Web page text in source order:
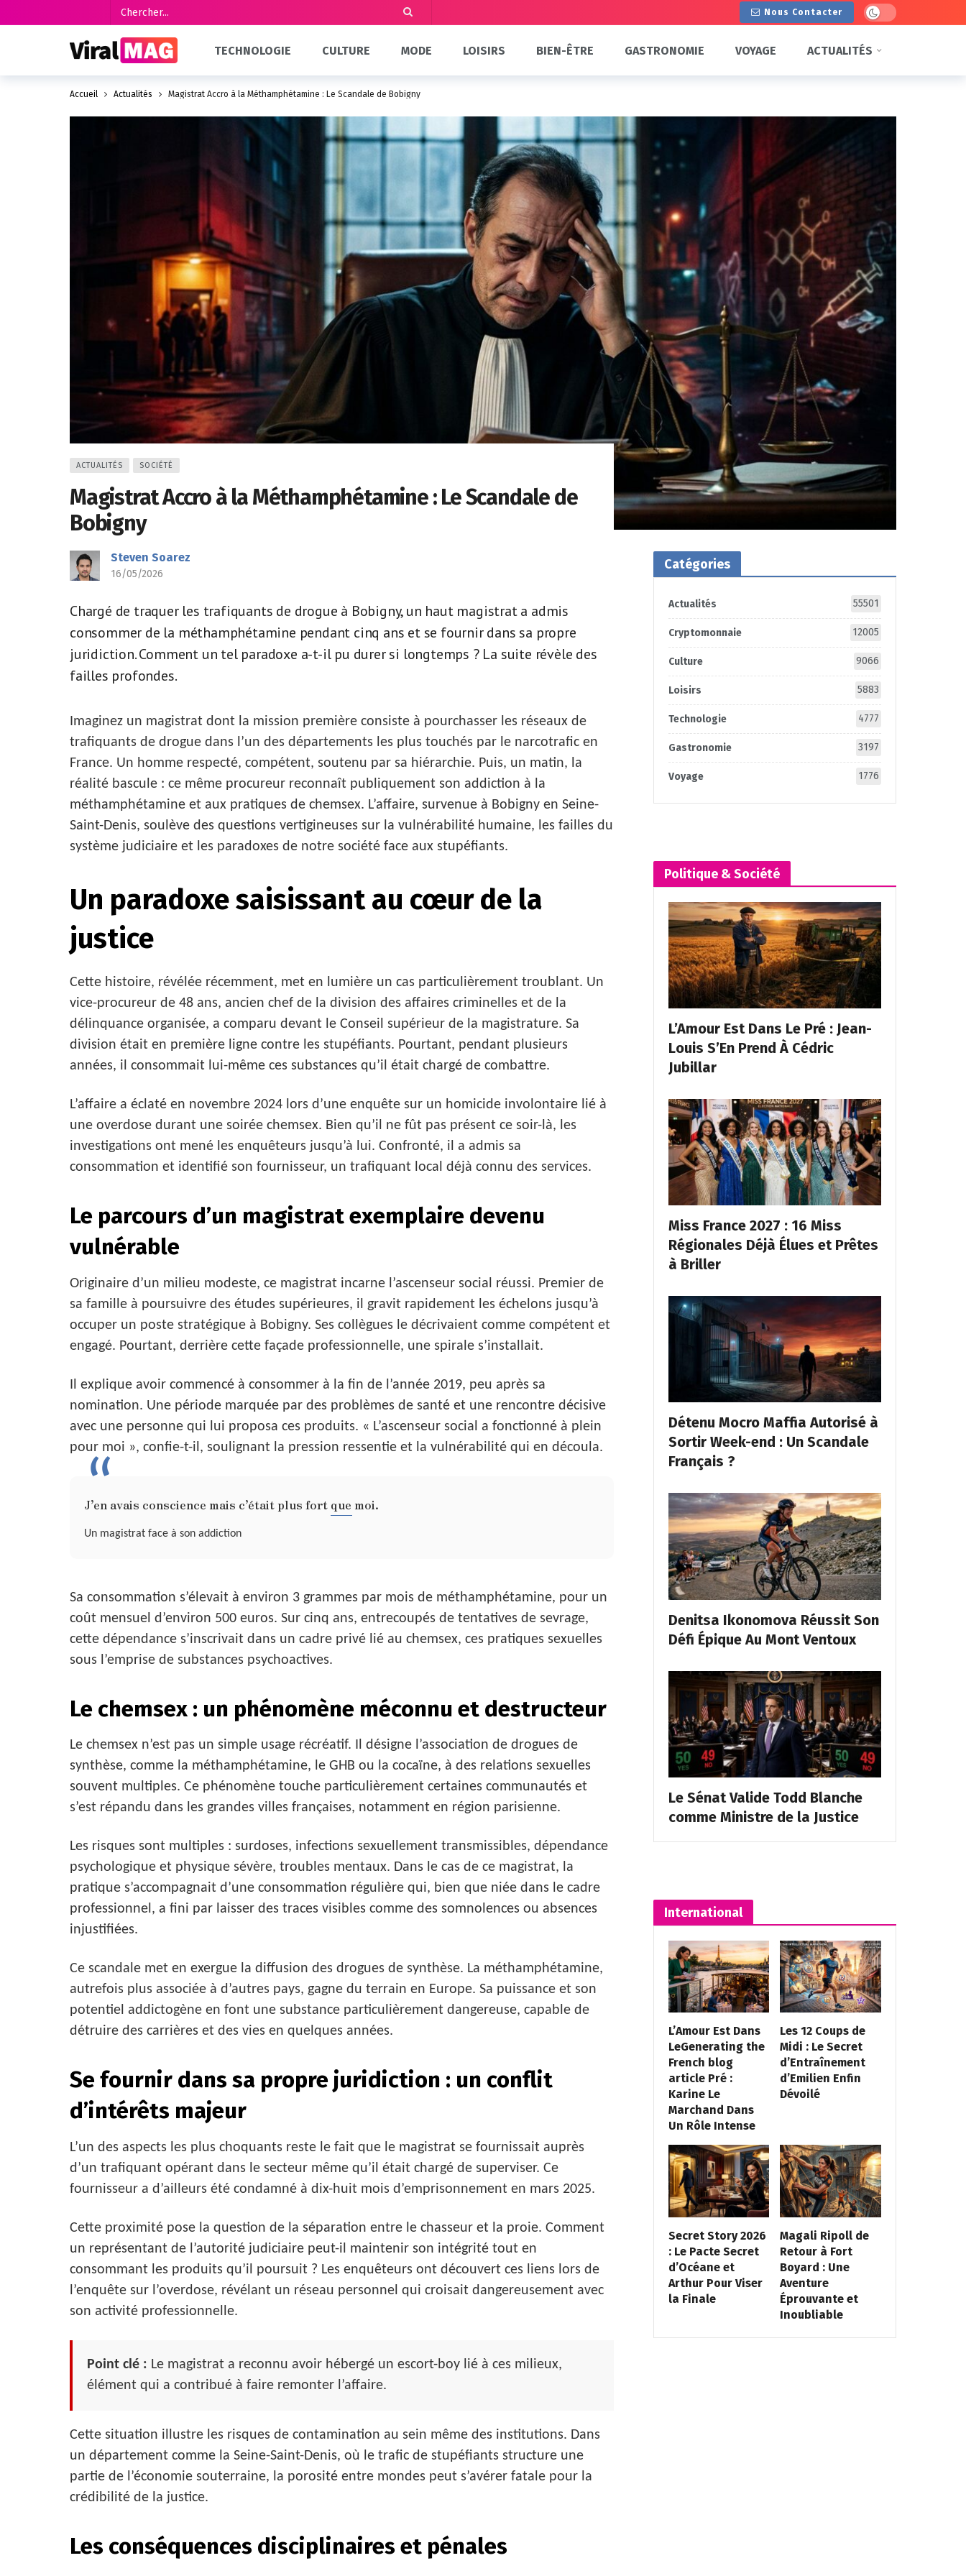
Nous Contacter Dark mode
TECHNOLOGIE CULTURE MODE LOISIRS BIEN-ÊTRE GASTRONOMIE VOYAGE ACTUALITÉS
Accueil Actualités Magistrat Accro à la Méthamphétamine : Le Scandale de Bobigny
ACTUALITÉS SOCIÉTÉ
Magistrat Accro à la Méthamphétamine : Le Scandale de
Bobigny
Steven Soarez
16/05/2026
Chargé de traquer les trafiquants de drogue à Bobigny, un haut magistrat a admis
consommer de la méthamphétamine pendant cinq ans et se fournir dans sa propre
juridiction. Comment un tel paradoxe a-t-il pu durer si longtemps ? La suite révèle des
failles profondes.
Imaginez un magistrat dont la mission première consiste à pourchasser les réseaux de
trafiquants de drogue dans l’un des départements les plus touchés par le narcotrafic en
France. Un homme respecté, compétent, soutenu par sa hiérarchie. Puis, un matin, la
réalité bascule : ce même procureur reconnaît publiquement son addiction à la
méthamphétamine et aux pratiques de chemsex. L’affaire, survenue à Bobigny en Seine-
Saint-Denis, soulève des questions vertigineuses sur la vulnérabilité humaine, les failles du
système judiciaire et les paradoxes de notre société face aux stupéfiants.
Un paradoxe saisissant au cœur de la
justice
Cette histoire, révélée récemment, met en lumière un cas particulièrement troublant. Un
vice-procureur de 48 ans, ancien chef de la division des affaires criminelles et de la
délinquance organisée, a comparu devant le Conseil supérieur de la magistrature. Sa
division était en première ligne contre les stupéfiants. Pourtant, pendant plusieurs
années, il consommait lui-même ces substances qu’il était chargé de combattre.
L’affaire a éclaté en novembre 2024 lors d’une enquête sur un homicide involontaire lié à
une overdose durant une soirée chemsex. Bien qu’il ne fût pas présent ce soir-là, les
investigations ont mené les enquêteurs jusqu’à lui. Confronté, il a admis sa
consommation et identifié son fournisseur, un trafiquant local déjà connu des services.
Le parcours d’un magistrat exemplaire devenu
vulnérable
Originaire d’un milieu modeste, ce magistrat incarne l’ascenseur social réussi. Premier de
sa famille à poursuivre des études supérieures, il gravit rapidement les échelons jusqu’à
occuper un poste stratégique à Bobigny. Ses collègues le décrivaient comme compétent et
engagé. Pourtant, derrière cette façade professionnelle, une spirale s’installait.
Il explique avoir commencé à consommer à la fin de l’année 2019, peu après sa
nomination. Une période marquée par des problèmes de santé et une rencontre décisive
avec une personne qui lui proposa ces produits. « L’ascenseur social a fonctionné à plein
pour moi », confie-t-il, soulignant la pression ressentie et la vulnérabilité qui en découla.
J’en avais conscience mais c’était plus fort que moi.
Un magistrat face à son addiction
Sa consommation s’élevait à environ 3 grammes par mois de méthamphétamine, pour un
coût mensuel d’environ 500 euros. Sur cinq ans, entrecoupés de tentatives de sevrage,
cette dépendance s’inscrivait dans un cadre privé lié au chemsex, ces pratiques sexuelles
sous l’emprise de substances psychoactives.
Le chemsex : un phénomène méconnu et destructeur
Le chemsex n’est pas un simple usage récréatif. Il désigne l’association de drogues de
synthèse, comme la méthamphétamine, le GHB ou la cocaïne, à des relations sexuelles
souvent multiples. Ce phénomène touche particulièrement certaines communautés et
s’est répandu dans les grandes villes françaises, notamment en région parisienne.
Les risques sont multiples : surdoses, infections sexuellement transmissibles, dépendance
psychologique et physique sévère, troubles mentaux. Dans le cas de ce magistrat, la
pratique s’accompagnait d’une consommation régulière qui, bien que niée dans le cadre
professionnel, a fini par laisser des traces visibles comme des somnolences ou absences
injustifiées.
Ce scandale met en exergue la diffusion des drogues de synthèse. La méthamphétamine,
autrefois plus associée à d’autres pays, gagne du terrain en Europe. Sa puissance et son
potentiel addictogène en font une substance particulièrement dangereuse, capable de
détruire des carrières et des vies en quelques années.
Se fournir dans sa propre juridiction : un conflit
d’intérêts majeur
L’un des aspects les plus choquants reste le fait que le magistrat se fournissait auprès
d’un trafiquant opérant dans le secteur même qu’il était chargé de superviser. Ce
fournisseur a d’ailleurs été condamné à dix-huit mois d’emprisonnement en mars 2025.
Cette proximité pose la question de la séparation entre le chasseur et la proie. Comment
un représentant de l’autorité judiciaire peut-il maintenir son intégrité tout en
consommant les produits qu’il poursuit ? Les enquêteurs ont découvert ces liens lors de
l’enquête sur l’overdose, révélant un réseau personnel qui croisait dangereusement avec
son activité professionnelle.
Point clé : Le magistrat a reconnu avoir hébergé un escort-boy lié à ces milieux,
élément qui a contribué à faire remonter l’affaire.
Cette situation illustre les risques de contamination au sein même des institutions. Dans
un département comme la Seine-Saint-Denis, où le trafic de stupéfiants structure une
partie de l’économie souterraine, la porosité entre mondes peut s’avérer fatale pour la
crédibilité de la justice.
Les conséquences disciplinaires et pénales
Catégories
Actualités 55501
Cryptomonnaie 12005
Culture 9066
Loisirs 5883
Technologie 4777
Gastronomie 3197
Voyage 1776
Politique & Société
L’Amour Est Dans Le Pré : Jean-
Louis S’En Prend À Cédric
Jubillar
Miss France 2027 : 16 Miss
Régionales Déjà Élues et Prêtes
à Briller
Détenu Mocro Maffia Autorisé à
Sortir Week-end : Un Scandale
Français ?
Denitsa Ikonomova Réussit Son
Défi Épique Au Mont Ventoux
Le Sénat Valide Todd Blanche
comme Ministre de la Justice
International
L’Amour Est Dans
LeGenerating the
French blog
article Pré :
Karine Le
Marchand Dans
Un Rôle Intense
Les 12 Coups de
Midi : Le Secret
d’Entraînement
d’Emilien Enfin
Dévoilé
Secret Story 2026
: Le Pacte Secret
d’Océane et
Arthur Pour Viser
la Finale
Magali Ripoll de
Retour à Fort
Boyard : Une
Aventure
Éprouvante et
Inoubliable